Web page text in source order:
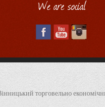
Загальний відділ: (0432) 55-04-06
vtei@vtei.edu.ua
455-04-05; (063) 055-04-05
abiturient@vtei.edu.ua
Ми в Telegram